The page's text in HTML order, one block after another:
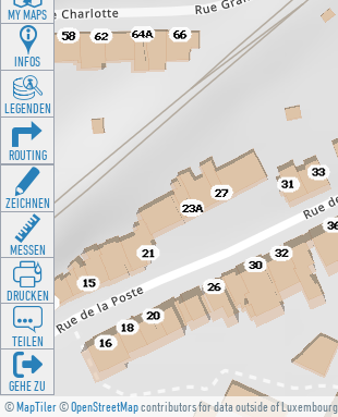
©MapTiler©OpenStreetMapcontributors for data outside of Luxembourg
MY MAPS
INFOS
LEGENDEN
ROUTING
ZEICHNEN
MESSEN
DRUCKEN
TEILEN
GEHE ZU